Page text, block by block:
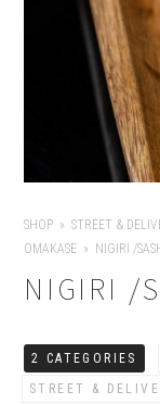
SHOP STREET &
OMAKASE
NIGIRI /
NIGIRI /
2 CATEGORIES
STREET &